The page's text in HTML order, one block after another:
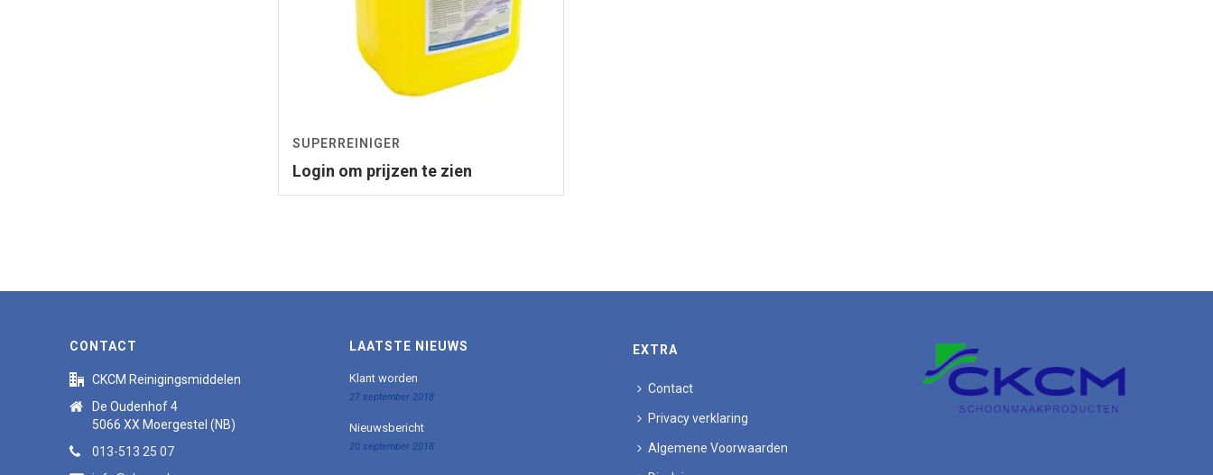
SUPERREINIGER
Login om prijzen te zien
CONTACT
CKCM Reinigingsmiddelen
De Oudenhof 4
5066 XX Moergestel (NB)
013-513 25 07
LAATSTE NIEUWS
Klant worden
27 september 2018
Nieuwsbericht
20 september 2018
EXTRA
Contact
Privacy verklaring
Algemene Voorwaarden